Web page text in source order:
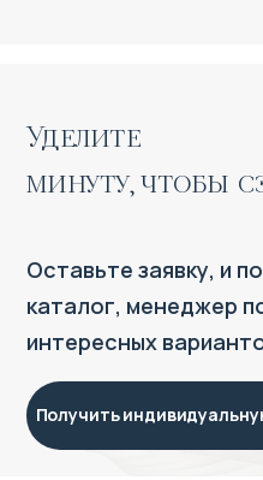
Уделите
минуту, чтобы
Оставьте заявку, и
каталог, менеджер
интересных
Получить